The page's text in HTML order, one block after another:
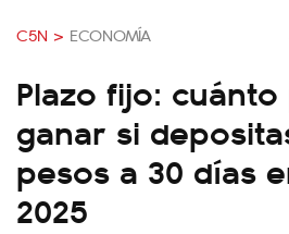
C5N > ECONOMÍA
Plazo fijo:
ganar si
pesos a 30 días
2025